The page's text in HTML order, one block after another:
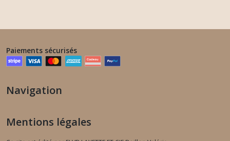
Paiements sécurisés
Navigation
Mentions légales